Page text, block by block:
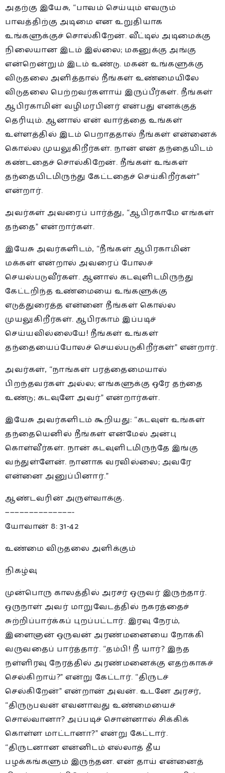
அதற்கு இயேசு, “பாவம் செய்யும் எவரும்
பாவத்திற்கு அடிமை என உறுதியாக
உங்களுக்குச் சொல்கிறேன். வீட்டில் அடிமைக்கு
நிலையான இடம் இல்லை; மகனுக்கு அங்கு
என்றென்றும் இடம் உண்டு. மகன் உங்களுக்கு
விடுதலை அளித்தால் நீங்கள் உண்மையிலே
விடுதலை பெற்றவர்களாய் இருப்பீர்கள். நீங்கள்
ஆபிரகாமின் வழிமரபினர் என்பது எனக்குத்
தெரியும். ஆனால் என் வார்த்தை உங்கள்
உள்ளத்தில் இடம் பெறாததால் நீங்கள் என்னைக்
கொல்ல முயலுகிறீர்கள். நான் என் தந்தையிடம்
கண்டதைச் சொல்கிறேன். நீங்கள் உங்கள்
தந்தையிடமிருந்து கேட்டதைச் செய்கிறீர்கள்”
என்றார்.
அவர்கள் அவரைப் பார்த்து, “ஆபிரகாமே எங்கள்
தந்தை” என்றார்கள்.
இயேசு அவர்களிடம், “நீங்கள் ஆபிரகாமின்
மக்கள் என்றால் அவரைப் போலச்
செயல்படுவீர்கள். ஆனால் கடவுளிடமிருந்து
கேட்டறிந்த உண்மையை உங்களுக்கு
எடுத்துரைத்த என்னை நீங்கள் கொல்ல
முயலுகிறீர்கள். ஆபிரகாம் இப்படிச்
செய்யவில்லையே! நீங்கள் உங்கள்
தந்தையைப்போலச் செயல்படுகிறீர்கள்” என்றார்.
அவர்கள், “நாங்கள் பரத்தைமையால்
பிறந்தவர்கள் அல்ல; எங்களுக்கு ஒரே தந்தை
உண்டு; கடவுளே அவர்” என்றார்கள்.
இயேசு அவர்களிடம் கூறியது: “கடவுள் உங்கள்
தந்தையெனில் நீங்கள் என்மேல் அன்பு
கொள்வீர்கள். நான் கடவுளிடமிருந்தே இங்கு
வந்துள்ளேன். நானாக வரவில்லை; அவரே
என்னை அனுப்பினார்.”
ஆண்டவரின் அருள்வாக்கு.
——————————————-
யோவான் 8: 31-42
உண்மை விடுதலை அளிக்கும்
நிகழ்வு
முன்பொரு காலத்தில் அரசர் ஒருவர் இருந்தார்.
ஒருநாள் அவர் மாறுவேடத்தில் நகரத்தைச்
சுற்றிப்பார்க்கப் புறப்பட்டார். இரவு நேரம்,
இளைஞன் ஒருவன் அரண்மனையை நோக்கி
வருவதைப் பார்த்தார். “தம்பி! நீ யார்? இந்த
நள்ளிரவு நேரத்தில் அரண்மனைக்கு எதற்காகச்
செல்கிறாய்?” என்று கேட்டார். “திருடச்
செல்கிறேன்” என்றான் அவன். உடனே அரசர்,
“திருடுபவன் எவனாவது உண்மையைச்
சொல்வானா? அப்படிச் சொன்னால் சிக்கிக்
கொள்ள மாட்டானா?” என்று கேட்டார்.
“திருடனான என்னிடம் எல்லாத் தீய
பழக்கங்களும் இருந்தன. என் தாய் என்னைத்